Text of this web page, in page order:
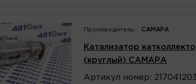
Производитель: САМАРА
Катализатор
(круглый) САМАРА
Артикул номер :